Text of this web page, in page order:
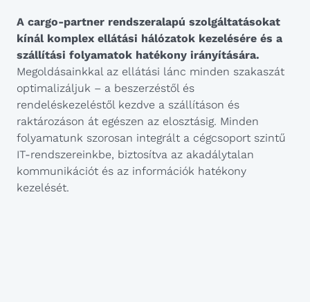
A cargo-partner rendszeralapú szolgáltatásokat
kínál komplex ellátási hálózatok kezelésére és a
szállítási folyamatok hatékony irányítására.
Megoldásainkkal az ellátási lánc minden szakaszát
optimalizáljuk – a beszerzéstől és
rendeléskezeléstől kezdve a szállításon és
raktározáson át egészen az elosztásig. Minden
folyamatunk szorosan integrált a cégcsoport szintű
IT-rendszereinkbe, biztosítva az akadálytalan
kommunikációt és az információk hatékony
kezelését.